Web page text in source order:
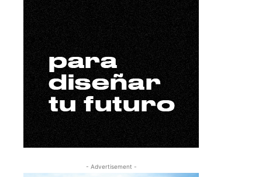
- Advertisement -